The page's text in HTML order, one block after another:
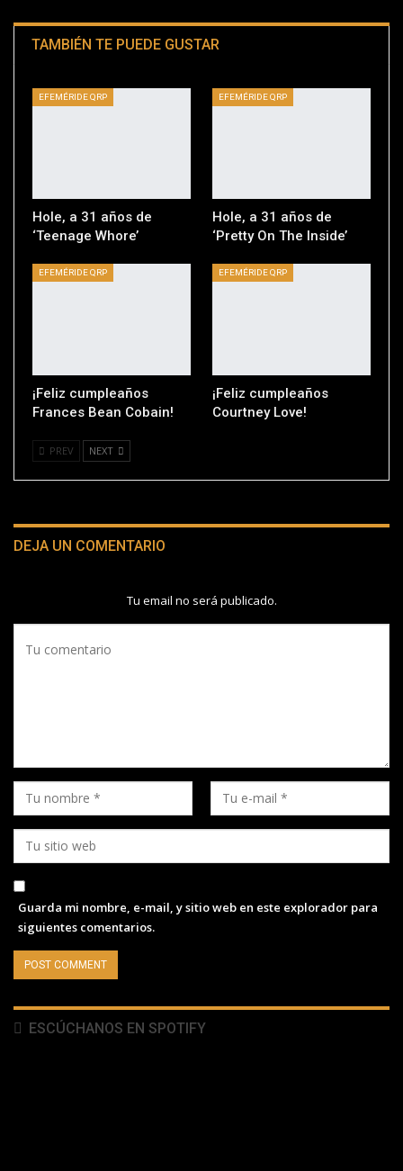
TAMBIÉN TE PUEDE GUSTAR
EFEMÉRIDE QRP
Hole, a 31 años de
‘Teenage Whore’
EFEMÉRIDE QRP
Hole, a 31 años de
‘Pretty On The Inside’
EFEMÉRIDE QRP
¡Feliz cumpleaños
Frances Bean Cobain!
EFEMÉRIDE QRP
¡Feliz cumpleaños
Courtney Love!
PREV NEXT
DEJA UN COMENTARIO
Tu email no será publicado.
Guarda mi nombre, e-mail, y sitio web en este explorador para
siguientes comentarios.
ESCÚCHANOS EN SPOTIFY